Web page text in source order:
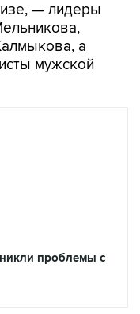
— лидеры
а
мужской
проблемы с